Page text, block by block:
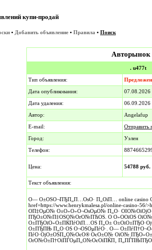
купи-продай
• Добавить объявление • Правила • Поиск
Авторынок
. u477t
Тип объявления:
Дата опубликования:
Дата удаления:
06.09.2026
Автор:
Angelafup
E-mail:
Отправить
Город:
Уэлен
Телефон:
Цена: 54788 руб.
Текст объявления:
О— О±ОЅО¬ПЂП„П…ОѕО· П„ОїП… online
href=https://www.henrykmalesa.pl/online-casino-56/
О­П‡ОµО№ О±О»О»О¬ОѕОµО№ П„О·
ПЂО±О№П‡ОЅО№ОґО№ПЋОЅ. О О»О­ОїОЅ ОїО№
О±ПЂОїО»О±ПЌПѓОїП…ОЅ П„О±
О±ПЂПЊ П„О·ОЅ О¬ОЅОµПѓО·. О—
ПѓО·ОјО±ОЅП„О№ОєО® ОєО±О№ ОїО№
ОґО№О±П†ОїПЃОµП„О№ОєОїПЌП‚